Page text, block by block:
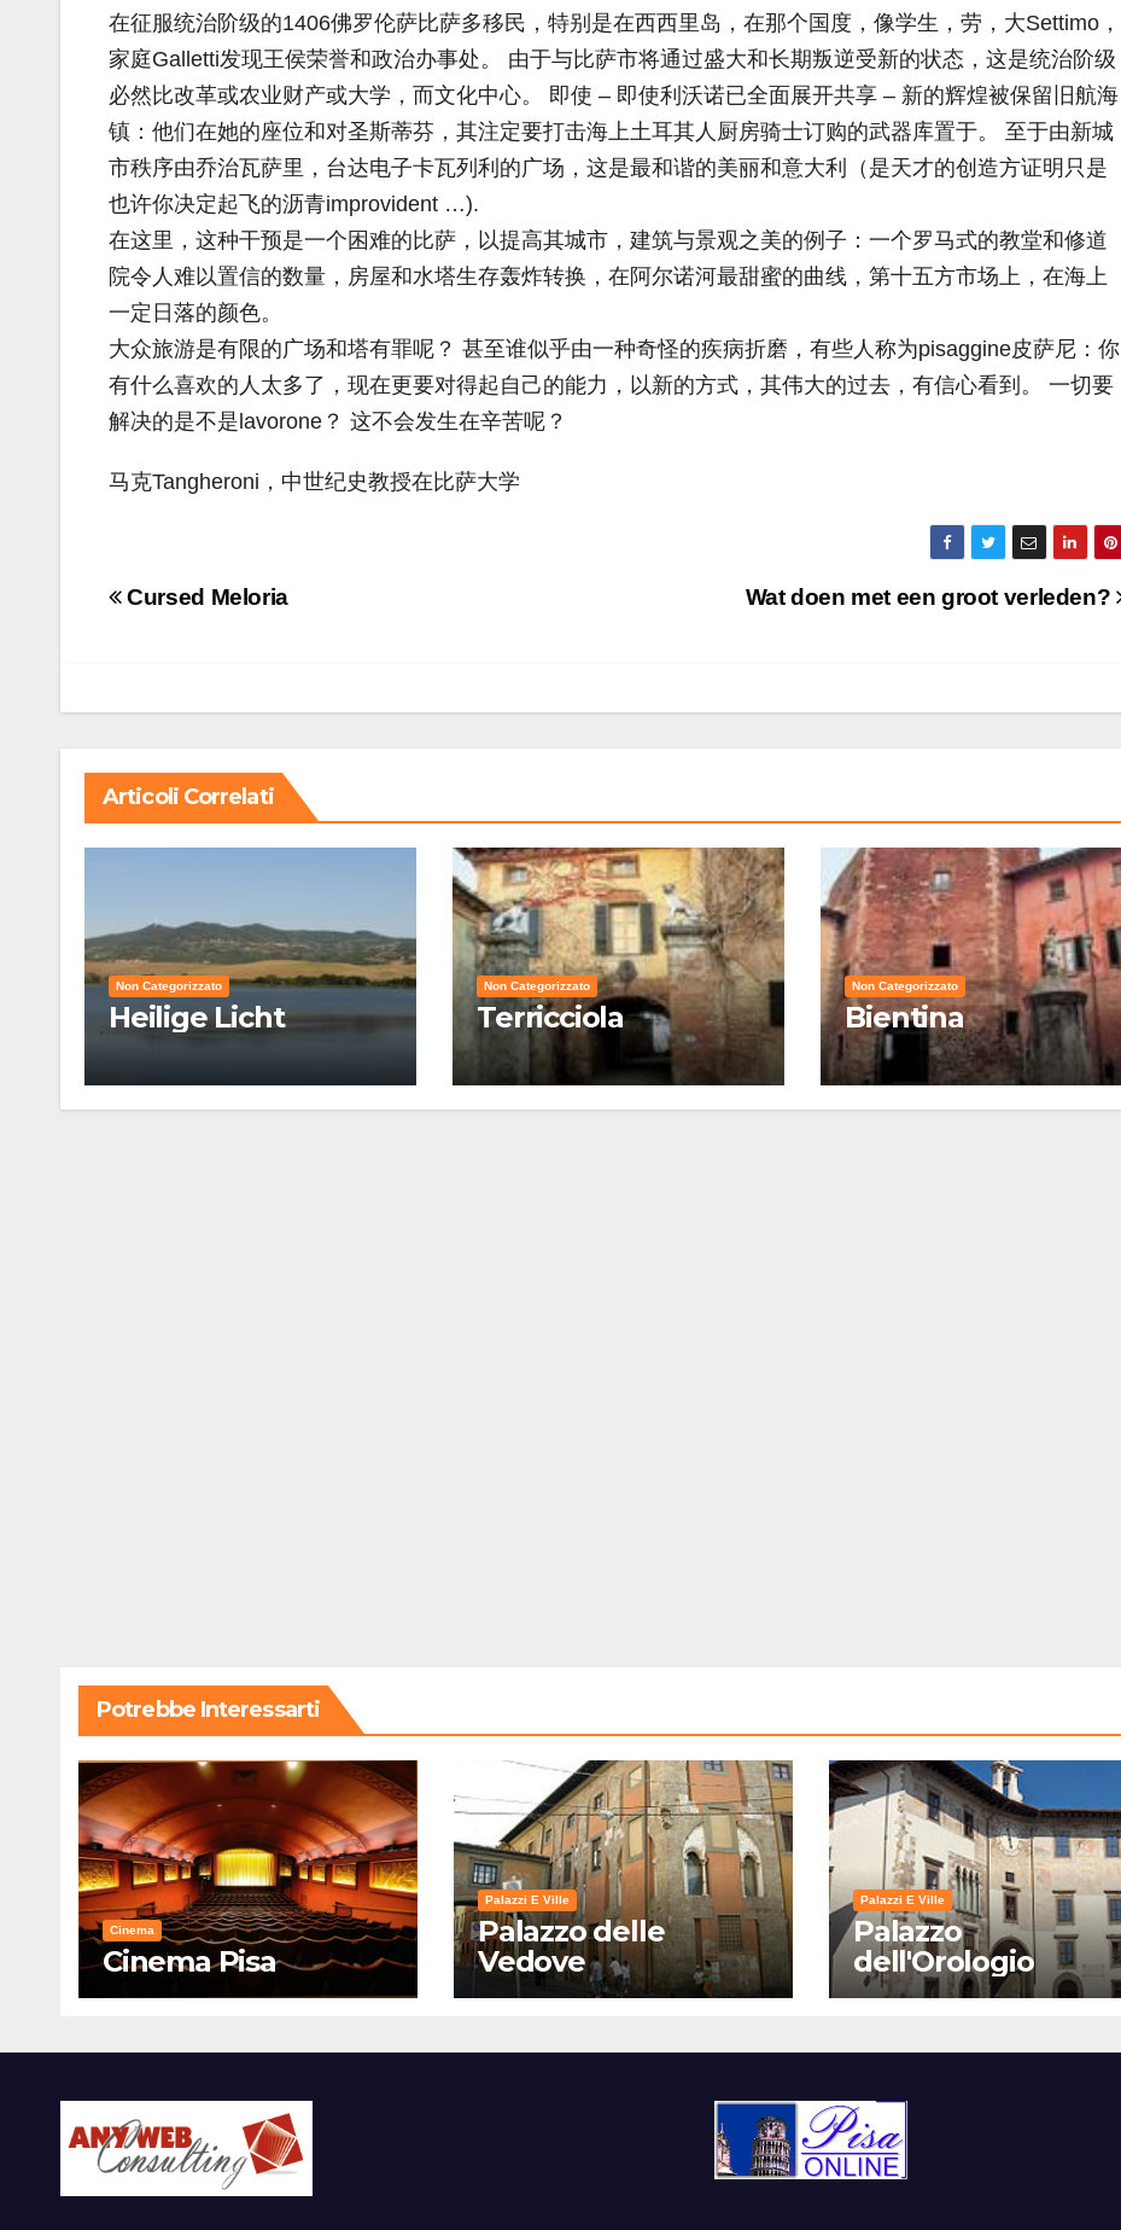
在征服统治阶级的1406佛罗伦萨比萨多移民，特别是在西西里岛，在那个国度，像学生，劳，大Settimo，
家庭Galletti发现王侯荣誉和政治办事处。 由于与比萨市将通过盛大和长期叛逆受新的状态，这是统治阶级
必然比改革或农业财产或大学，而文化中心。 即使 – 即使利沃诺已全面展开共享 – 新的辉煌被保留旧航海
镇：他们在她的座位和对圣斯蒂芬，其注定要打击海上土耳其人厨房骑士订购的武器库置于。 至于由新城
市秩序由乔治瓦萨里，台达电子卡瓦列利的广场，这是最和谐的美丽和意大利（是天才的创造方证明只是
也许你决定起飞的沥青improvident …).
在这里，这种干预是一个困难的比萨，以提高其城市，建筑与景观之美的例子：一个罗马式的教堂和修道
院令人难以置信的数量，房屋和水塔生存轰炸转换，在阿尔诺河最甜蜜的曲线，第十五方市场上，在海上
一定日落的颜色。
大众旅游是有限的广场和塔有罪呢？ 甚至谁似乎由一种奇怪的疾病折磨，有些人称为pisaggine皮萨尼：你
有什么喜欢的人太多了，现在更要对得起自己的能力，以新的方式，其伟大的过去，有信心看到。 一切要
解决的是不是lavorone？ 这不会发生在辛苦呢？
马克Tangheroni，中世纪史教授在比萨大学
Navigazione
Wat doen met een groot verleden?
Cursed Meloria
Articoli Correlati
Non Categorizzato
Heilige Licht
Non Categorizzato
Terricciola
Non Categorizzato
Bientina
Potrebbe Interessarti
Cinema
Cinema Pisa
Palazzi E Ville
Palazzo delle
Vedove
Palazzi E Ville
Palazzo
dell'Orologio